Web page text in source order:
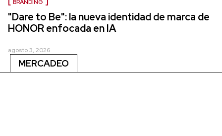
BRANDING
"Dare to Be": la nueva identidad de marca de
HONOR enfocada en IA
agosto 3, 2026
MERCADEO